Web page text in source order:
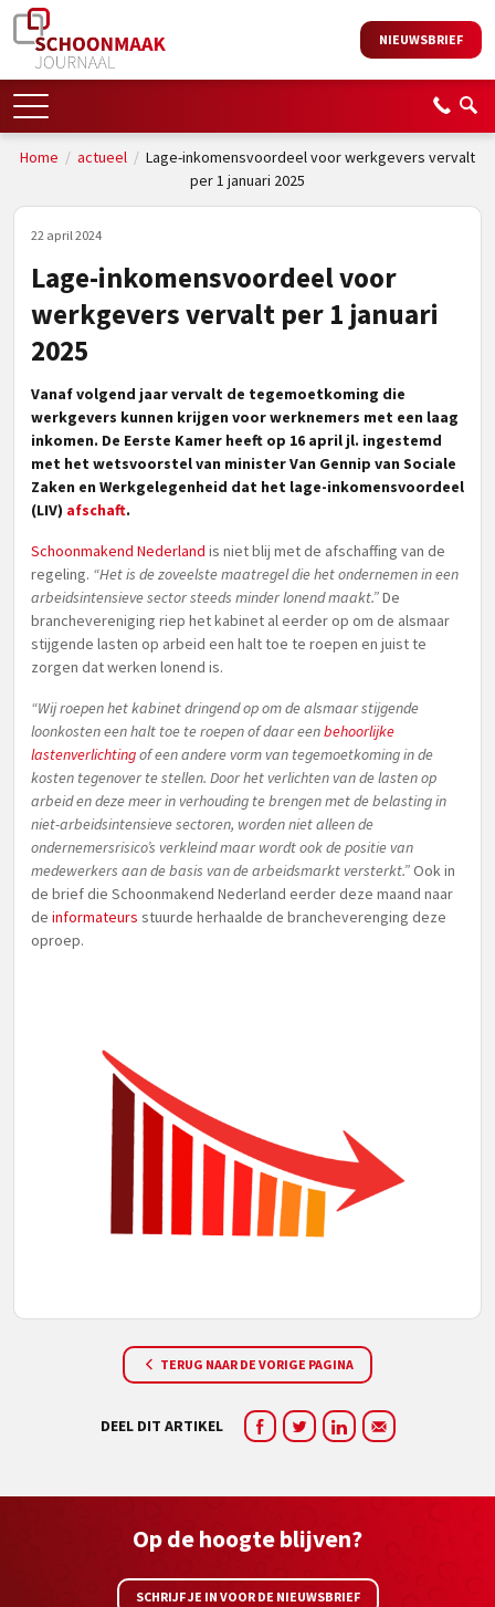
NIEUWSBRIEF
Home / actueel / Lage-inkomensvoordeel voor werkgevers vervalt
per 1 januari 2025
22 april 2024
Lage-inkomensvoordeel voor
werkgevers vervalt per 1 januari
2025
Vanaf volgend jaar vervalt de tegemoetkoming die
werkgevers kunnen krijgen voor werknemers met een laag
inkomen. De Eerste Kamer heeft op 16 april jl. ingestemd
met het wetsvoorstel van minister Van Gennip van Sociale
Zaken en Werkgelegenheid dat het lage-inkomensvoordeel
(LIV) afschaft.
Schoonmakend Nederland is niet blij met de afschaffing van de
regeling. “Het is de zoveelste maatregel die het ondernemen in een
arbeidsintensieve sector steeds minder lonend maakt.”De
branchevereniging riep het kabinet al eerder op om de alsmaar
stijgende lasten op arbeid een halt toe te roepen en juist te
zorgen dat werken lonend is.
“Wij roepen het kabinet dringend op om de alsmaar stijgende
loonkosten een halt toe te roepen of daar eenbehoorlijke
lastenverlichtingof een andere vorm van tegemoetkoming in de
kosten tegenover te stellen. Door het verlichten van de lasten op
arbeid en deze meer in verhouding te brengen met de belasting in
niet-arbeidsintensieve sectoren, worden niet alleen de
ondernemersrisico’s verkleind maar wordt ook de positie van
medewerkers aan de basis van de arbeidsmarkt versterkt.”Ook in
de brief die Schoonmakend Nederland eerder deze maand naar
de informateurs stuurde herhaalde de brancheverenging deze
oproep.
TERUG NAAR DE VORIGE PAGINA
DEEL DIT ARTIKEL
Op de hoogte blijven?
SCHRIJF JE IN VOOR DE NIEUWSBRIEF